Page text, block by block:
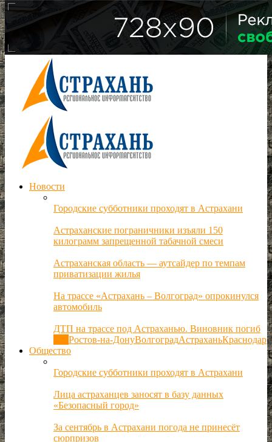
Новости
Городские субботники проходят в Астрахани
Астраханские пограничники изъяли 150
килограмм запрещенной табачной смеси
Астраханская область — аутсайдер по темпам
приватизации жилья
На трассе «Астрахань – Волгоград» опрокинулся
автомобиль
ДТП на трассе под Астраханью. Виновник погиб
Ростов-на-ДонуВолгоградАстраханьКраснодар
Общество
Городские субботники проходят в Астрахани
Лица астраханцев заносят в базу данных
«Безопасный город»
За сентябрь в Астрахани погода не принесёт
сюрпризов